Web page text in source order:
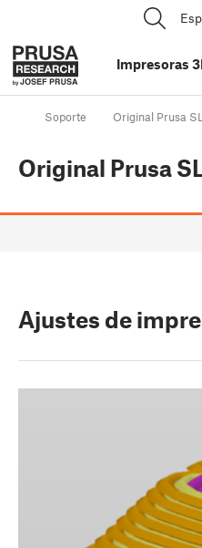
Impresoras
Soporte Original Prusa
Original Prusa
Ajustes de